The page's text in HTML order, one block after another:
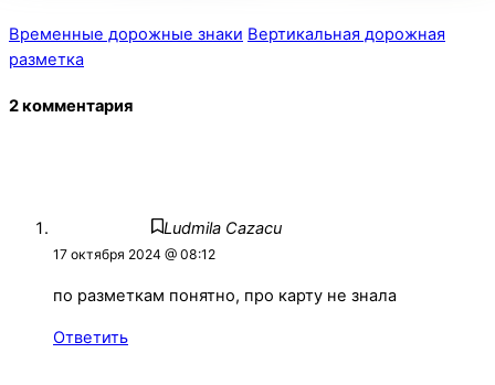
Временные дорожные знаки Вертикальная дорожная
разметка
2 комментария
Ludmila Cazacu
17 октября 2024 @ 08:12
по разметкам понятно, про карту не знала
Ответить